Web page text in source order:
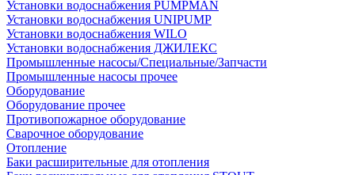
Установки водоснабжения PUMPMAN
Установки водоснабжения UNIPUMP
Установки водоснабжения WILO
Установки водоснабжения ДЖИЛЕКС
Промышленные насосы/Специальные/Запчасти
Промышленные насосы прочее
Оборудование
Оборудование прочее
Противопожарное оборудование
Сварочное оборудование
Отопление
Баки расширительные для отопления